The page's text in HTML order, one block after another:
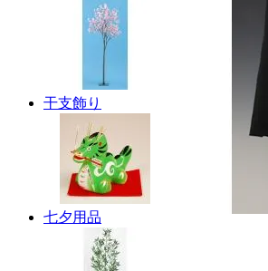
干支飾り
七夕用品